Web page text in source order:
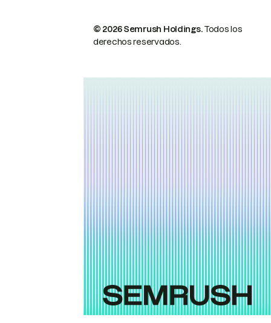
© 2026 Semrush Holdings.Todos los
derechos reservados.